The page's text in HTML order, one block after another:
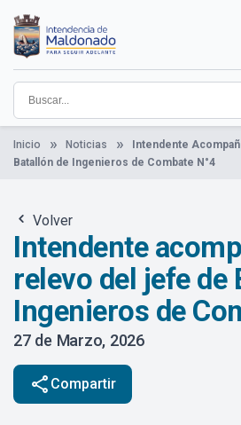
contenido
principal
Institucional
Municipios
Descubre Maldonado
Comunicación
Servicios
Guía De Trámites
Ver Noticias
Inicio Noticias
Intendente
Batallón de Ingenieros de Combate N°4
Volver
Intendente
relevo del jefe de
Ingenieros de
27 de Marzo, 2026
share Compartir